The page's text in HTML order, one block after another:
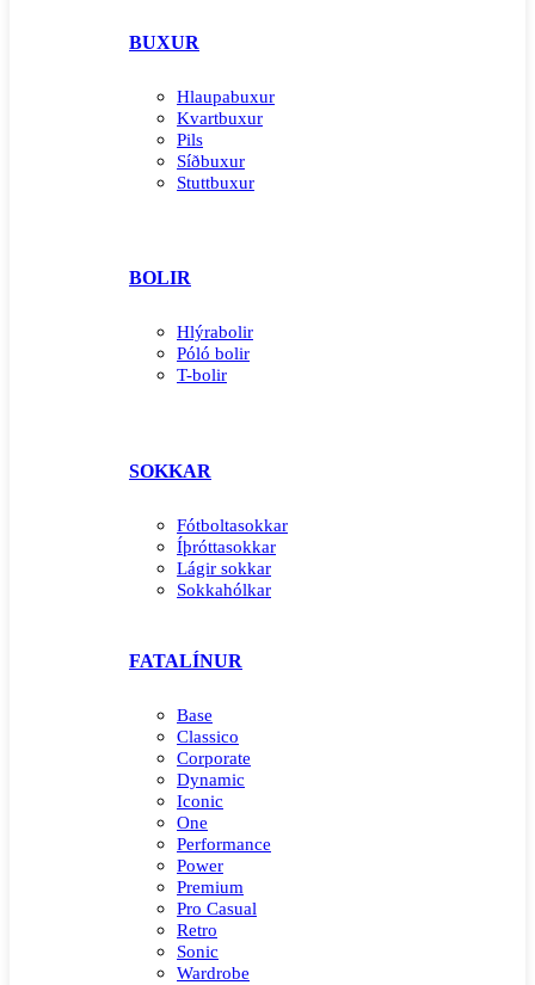
BUXUR
Hlaupabuxur
Kvartbuxur
Pils
Síðbuxur
Stuttbuxur
BOLIR
Hlýrabolir
Póló bolir
T-bolir
SOKKAR
Fótboltasokkar
Íþróttasokkar
Lágir sokkar
Sokkahólkar
FATALÍNUR
Base
Classico
Corporate
Dynamic
Iconic
One
Performance
Power
Premium
Pro Casual
Retro
Sonic
Wardrobe